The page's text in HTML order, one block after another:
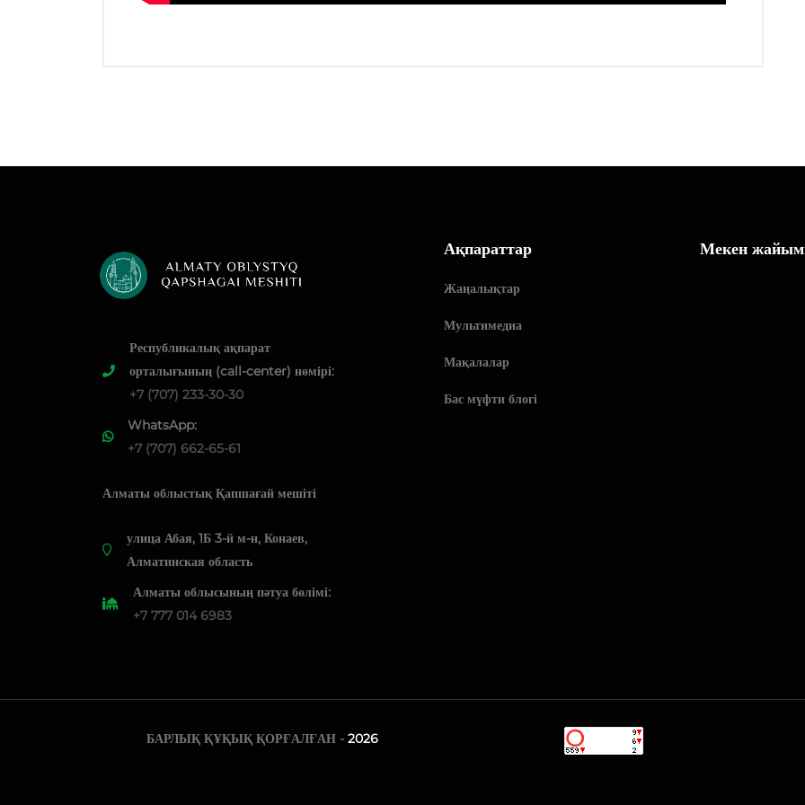
Республикалық ақпарат
орталығының (call-center) нөмірі:
+7 (707) 233-30-30
WhatsApp:
+7 (707) 662-65-61
Алматы облыстық Қапшағай мешіті
​улица Абая, 1Б 3-й м-н, Конаев,
Алматинская область
Алматы облысының пәтуа бөлімі:
+7 777 014 6983
Ақпараттар
Жаңалықтар
Мультимедиа
Мақалалар
Бас мүфти блогі
Мекен
БАРЛЫҚ ҚҰҚЫҚ ҚОРҒАЛҒАН - 2026